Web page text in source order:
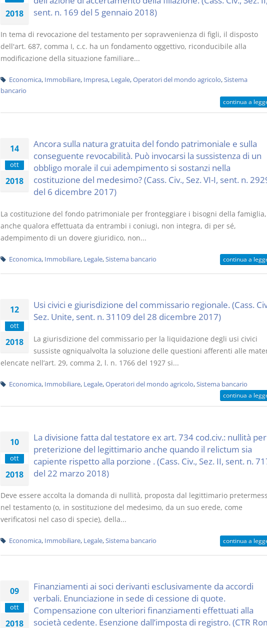
2018
sent. n. 169 del 5 gennaio 2018)
In tema di revocazione del testamento per sopravvenienza di figli, il disposto
dell'art. 687, comma I, c.c. ha un fondamento oggettivo, riconducibile alla
modificazione della situazione familiare...
Economica, Immobiliare, Impresa, Legale,Operatori del mondo agricolo,Sistema
bancario
continua a
14
ott
2018
Ancora sulla natura gratuita del fondo patrimoniale e sulla
conseguente revocabilità. Può invocarsi la sussistenza di un
obbligo morale il cui adempimento si sostanzi nella
costituzione del medesimo? (Cass. Civ., Sez. VI-I, sent. n.
del 6 dicembre 2017)
La costituzione del fondo patrimoniale per fronteggiare i bisogni della famiglia,
anche qualora effettuata da entrambi i coniugi, non integra, di per sé,
adempimento di un dovere giuridico, non...
Economica, Immobiliare, Legale,Sistema bancario continua a
12
ott
2018
Usi civici e giurisdizione del commissario regionale. (Cass.
Sez. Unite, sent. n. 31109 del 28 dicembre 2017)
La giurisdizione del commissario per la liquidazione degli usi civici
sussiste ogniqualvolta la soluzione delle questioni afferenti alle
elencate nell’art. 29, comma 2, l. n. 1766 del 1927 si...
Economica, Immobiliare, Legale,Operatori del mondo agricolo,Sistema bancario
continua a
10
ott
2018
La divisione fatta dal testatore ex art. 734 cod.civ.: nullità per
preterizione del legittimario anche quando il relictum sia
capiente rispetto alla porzione . (Cass. Civ., Sez. II, sent. n.
del 22 marzo 2018)
Deve essere accolta la domanda di nullità, proposta dal legittimario
nel testamento (o, in sostituzione del medesimo, da un suo erede, come
verificatosi nel caso di specie), della...
Economica, Immobiliare, Legale,Sistema bancario continua a
09
ott
2018
Finanziamenti ai soci derivanti esclusivamente da accordi
verbali. Enunciazione in sede di cessione di quote.
Compensazione con ulteriori finanziamenti effettuati alla
società cedente. Esenzione dall’imposta di registro. (CTR